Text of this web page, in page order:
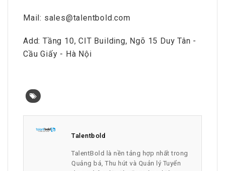
Mail: sales@talentbold.com
Add: Tầng 10, CIT Building, Ngõ 15 Duy Tân -
Cầu Giấy - Hà Nội
Talentbold
TalentBold là nền tảng hợp nhất trong
Quảng bá, Thu hút và Quản lý Tuyển